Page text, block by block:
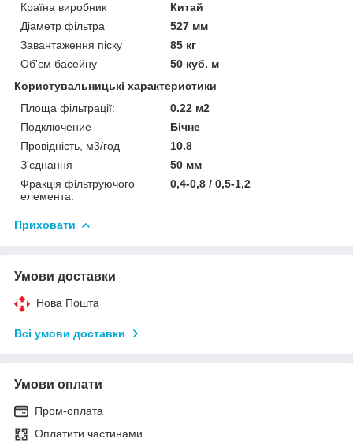
Країна виробник
Китай
Діаметр фільтра
527 мм
Завантаження піску
85 кг
Об'єм басейну
50 куб. м
Користувальницькі характеристики
Площа фільтрації:
0.22 м2
Подключение
Бічне
Провідність, м3/год
10.8
З'єднання
50 мм
Фракція фільтруючого
елемента:
0,4-0,8 / 0,5-1,2
Приховати
Умови доставки
Нова Пошта
Всі умови доставки
Умови оплати
Пром-оплата
Оплатити частинами